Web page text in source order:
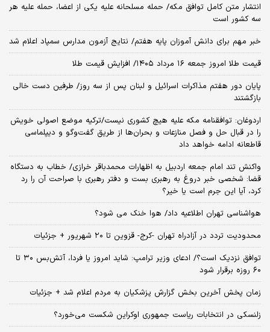
انتشار متن کامل توافق مکه/ حمله مسلحانه علیه یکی از اعضا، حمله علیه هر
سه کشور است
خبر مهم برای دانش آموزان پایه هفتم/ نتایج آزمون مدارس سمپاد اعلام شد
قیمت طلا امروز جمعه ۱۶ مرداد ۱۴۰۵/ افزایش قیمت طلا
پایان دور هفتم مذاکرات اسرائیل و لبنان پس از سه روز/ طرفین دست خالی
بازگشتند
اردوغان: توافقنامه مکه علیه هیچ کشوری نیست/ترکیه موضع اصولی خویش
را در قبال حل و فصل منازعات و بحران‌ها از طریق گفت‌وگو و دیپلماسی
قاطعانه ادامه خواهد داد
واکنش تند امام جمعه اردبیل به اظهارات محمدباقر خرازی/ خطاب به دستگاه
قضا: شخصی خبر دروغ به رهبری بست و دفتر رهبری با صراحت آن را رد
کرد، آیا این جرم است یا خیر؟
هواشناسی تهران اطلاعیه داد/ هوا خنک می شود؟
محدودیت تردد در آزادراه تهران -کرج- قزوین تا ۲۰ شهریور + جزئیات
توافق نزدیک است؟/ ادعای وزیر ترامپ: شاید امروز یا فردا، آتش‌بس ۳۰ تا
۶۰ روزه برقرار شود
زمان پخش آخرین بخش گزارش پزشکیان به مردم اعلام شد + جزئیات
زلنسکی در انتخابات ریاست جمهوری اوکراین شکست می‌خورد؟